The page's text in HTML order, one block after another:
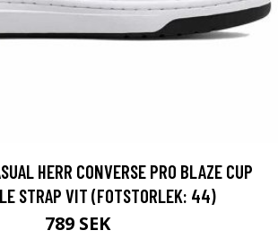
HERR CONVERSE PRO BLAZE CUP
STRAP VIT (FOTSTORLEK: 44)
789 SEK